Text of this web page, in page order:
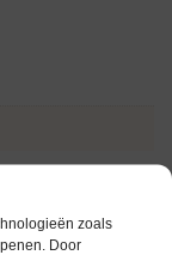
zoals
Door